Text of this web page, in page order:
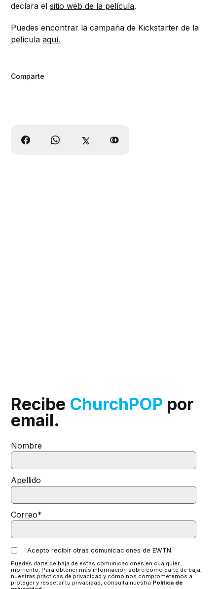
declara elsitio web de la película.
Puedes encontrar la campaña de Kickstarter de la
películaaquí.
Comparte
Recibe ChurchPOP por
email.
Nombre
Apellido
Correo*
Acepto recibir otras comunicaciones de EWTN.
Puedes darte de baja de estas comunicaciones en cualquier
momento. Para obtener más información sobre cómo darte de baja,
nuestras prácticas de privacidad y cómo nos comprometemos a
proteger y respetar tu privacidad, consulta nuestra Política de